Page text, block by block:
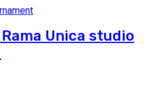
Rama Unica studio